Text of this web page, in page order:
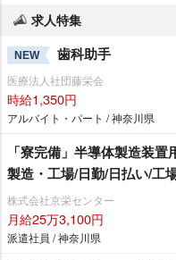
求人特集
NEW 歯科助手
医療法人社団藤栄会
時給1,350円
アルバイト・パート / 神奈川県
「寮完備」半導体製造装
製造・工場/日勤/日払い/工
株式会社京栄センター
月給25万3,100円
派遣社員 / 神奈川県